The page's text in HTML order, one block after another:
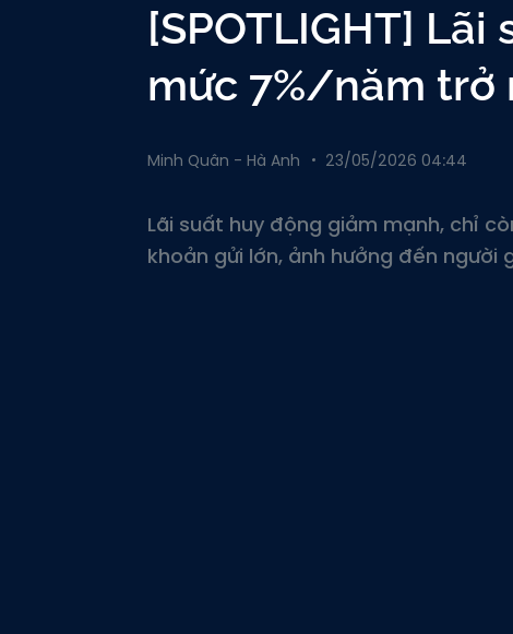
[SPOTLIGHT]
mức 7%/năm trở
Minh Quân - Hà Anh 23/05/2026 04:44
Lãi suất huy động giảm mạnh, chỉ
khoản gửi lớn, ảnh hưởng đến người